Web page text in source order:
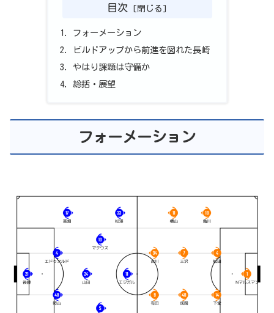
目次
フォーメーション
ビルドアップから前進を図れた長崎
やはり課題は守備か
総括・展望
フォーメーション